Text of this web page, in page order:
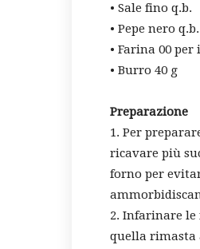
• Sale fino q.b.
• Pepe nero q.b.
• Farina 00
• Burro 40 g
Preparazione
1. Per
ricavare più
forno per
2. Infarinare le
quella rimasta